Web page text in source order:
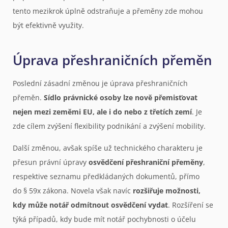
tento mezikrok úplně odstraňuje a přeměny zde mohou
být efektivně využity.
Úprava přeshraničních přeměn
Poslední zásadní změnou je úprava přeshraničních
přeměn. Sídlo právnické osoby lze nově přemisťovat
nejen mezi zeměmi EU, ale i do nebo z třetích zemí. Je
zde cílem zvýšení flexibility podnikání a zvýšení mobility.
Další změnou, avšak spíše už technického charakteru je
přesun právní úpravy osvědčení přeshraniční přeměny,
respektive seznamu předkládaných dokumentů, přímo
do § 59x zákona. Novela však navíc rozšiřuje možnosti,
kdy může notář odmítnout osvědčení vydat. Rozšíření se
týká případů, kdy bude mít notář pochybnosti o účelu